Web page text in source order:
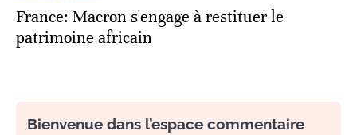
France: Macron s'engage à restituer le
patrimoine africain
Bienvenue dans l’espace commentaire